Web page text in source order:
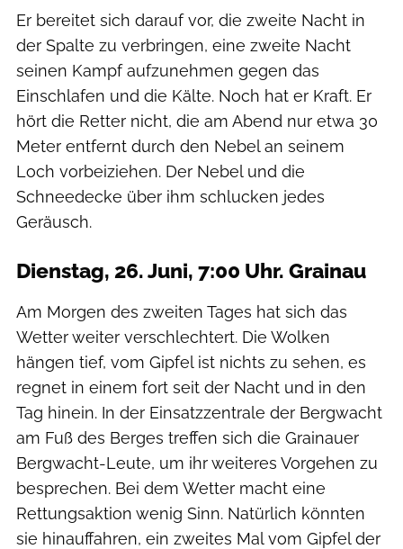
Er bereitet sich darauf vor, die zweite Nacht in
der Spalte zu verbringen, eine zweite Nacht
seinen Kampf aufzunehmen gegen das
Einschlafen und die Kälte. Noch hat er Kraft. Er
hört die Retter nicht, die am Abend nur etwa 30
Meter entfernt durch den Nebel an seinem
Loch vorbeiziehen. Der Nebel und die
Schneedecke über ihm schlucken jedes
Geräusch.
Dienstag, 26. Juni, 7:00 Uhr. Grainau
Am Morgen des zweiten Tages hat sich das
Wetter weiter verschlechtert. Die Wolken
hängen tief, vom Gipfel ist nichts zu sehen, es
regnet in einem fort seit der Nacht und in den
Tag hinein. In der Einsatzzentrale der Bergwacht
am Fuß des Berges treffen sich die Grainauer
Bergwacht-Leute, um ihr weiteres Vorgehen zu
besprechen. Bei dem Wetter macht eine
Rettungsaktion wenig Sinn. Natürlich könnten
sie hinauffahren, ein zweites Mal vom Gipfel der